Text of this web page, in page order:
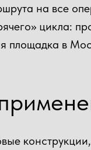
на все
цикла:
площадка в